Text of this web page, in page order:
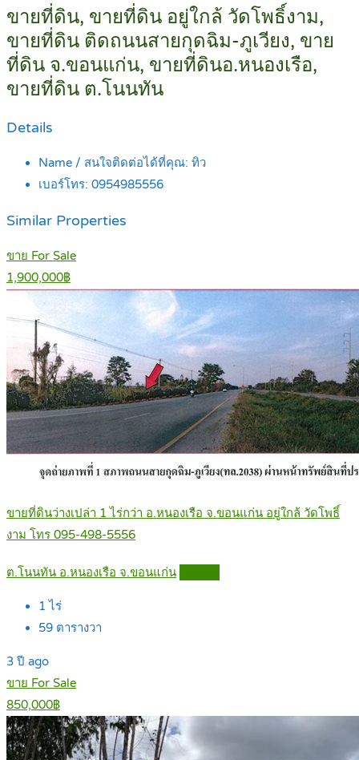
ขายที่ดิน, ขายที่ดิน อยู่ใกล้ วัดโพธิ์งาม,
ขายที่ดิน ติดถนนสายกุดฉิม-ภูเวียง, ขาย
ที่ดิน จ.ขอนแก่น, ขายที่ดินอ.หนองเรือ,
ขายที่ดิน ต.โนนทัน
Details
Name / สนใจติดต่อได้ที่คุณ: ทิว
เบอร์โทร: 0954985556
Similar Properties
ขาย For Sale
1,900,000฿
ขายที่ดินว่างเปล่า 1 ไร่กว่า อ.หนองเรือ จ.ขอนแก่น อยู่ใกล้ วัดโพธิ์
งาม โทร 095-498-5556
ต.โนนทัน อ.หนองเรือ จ.ขอนแก่น
1 ไร่
59 ตารางวา
3 ปี ago
ขาย For Sale
850,000฿